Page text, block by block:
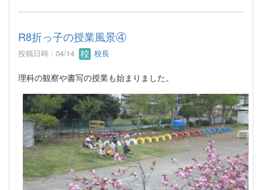
R8折っ子の授業風景④
投稿日時 : 04/14 校長
理科の観察や書写の授業も始まりました。